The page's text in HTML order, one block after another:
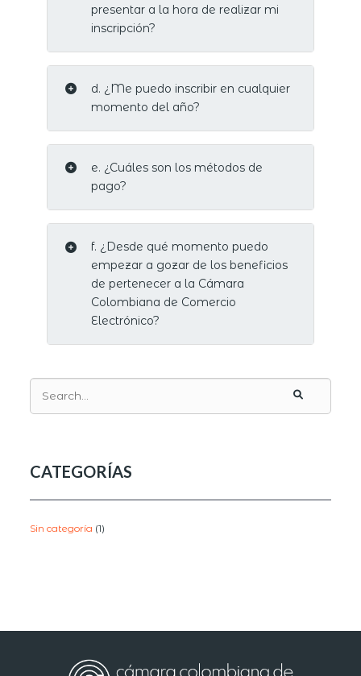
presentar a la hora de realizar mi
inscripción?
d. ¿Me puedo inscribir en cualquier
momento del año?
e. ¿Cuáles son los métodos de
pago?
f. ¿Desde qué momento puedo
empezar a gozar de los beneficios
de pertenecer a la Cámara
Colombiana de Comercio
Electrónico?
CATEGORÍAS
Sin categoría (1)